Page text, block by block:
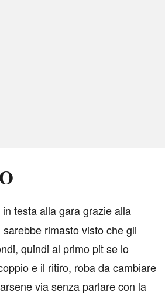
testa alla gara grazie alla
rimasto visto che gli
quindi al primo pit se lo
e il ritiro, roba da cambiare
via senza parlare con la